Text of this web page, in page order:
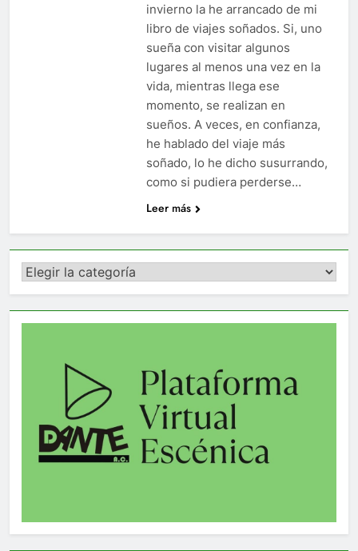
invierno la he arrancado de mi
libro de viajes soñados. Si, uno
sueña con visitar algunos
lugares al menos una vez en la
vida, mientras llega ese
momento, se realizan en
sueños. A veces, en confianza,
he hablado del viaje más
soñado, lo he dicho susurrando,
como si pudiera perderse…
Leer más
Categorías